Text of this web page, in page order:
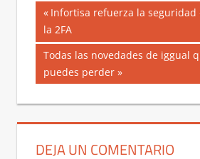
Navegación
de
entradas
Entrada
anterior:
Infortisa refuerza la seguridad
la 2FA
Siguiente
entrada:
Todas las novedades de iggual
puedes perder
DEJA UN COMENTARIO